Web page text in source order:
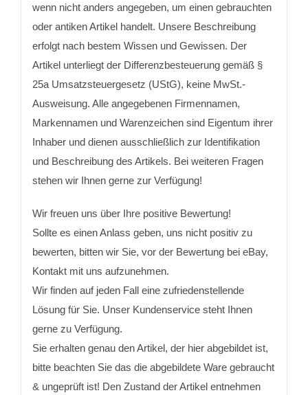
wenn nicht anders angegeben, um einen gebrauchten
oder antiken Artikel handelt. Unsere Beschreibung
erfolgt nach bestem Wissen und Gewissen. Der
Artikel unterliegt der Differenzbesteuerung gemäß §
25a Umsatzsteuergesetz (UStG), keine MwSt.-
Ausweisung. Alle angegebenen Firmennamen,
Markennamen und Warenzeichen sind Eigentum ihrer
Inhaber und dienen ausschließlich zur Identifikation
und Beschreibung des Artikels. Bei weiteren Fragen
stehen wir Ihnen gerne zur Verfügung!
Wir freuen uns über Ihre positive Bewertung!
Sollte es einen Anlass geben, uns nicht positiv zu
bewerten, bitten wir Sie, vor der Bewertung bei eBay,
Kontakt mit uns aufzunehmen.
Wir finden auf jeden Fall eine zufriedenstellende
Lösung für Sie. Unser Kundenservice steht Ihnen
gerne zu Verfügung.
Sie erhalten genau den Artikel, der hier abgebildet ist,
bitte beachten Sie das die abgebildete Ware gebraucht
& ungeprüft ist! Den Zustand der Artikel entnehmen